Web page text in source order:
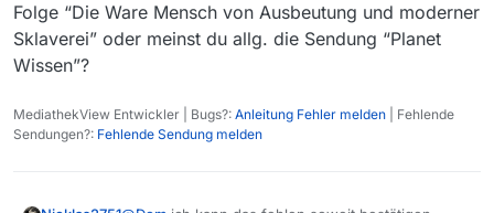
Folge “Die Ware Mensch von Ausbeutung und moderner
Sklaverei” oder meinst du allg. die Sendung “Planet
Wissen”?
MediathekView Entwickler | Bugs?: Anleitung Fehler melden | Fehlende
Sendungen?: Fehlende Sendung melden